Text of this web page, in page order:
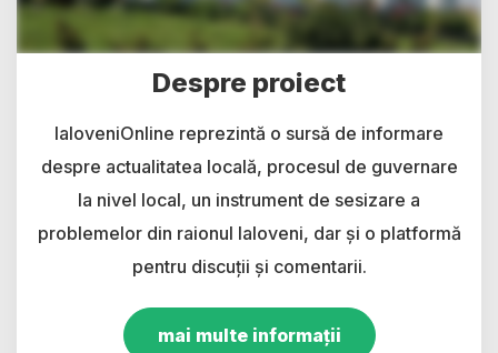
Despre proiect
IaloveniOnline reprezintă o sursă de informare
despre actualitatea locală, procesul de guvernare
la nivel local, un instrument de sesizare a
problemelor din raionul Ialoveni, dar și o platformă
pentru discuții și comentarii.
mai multe informații